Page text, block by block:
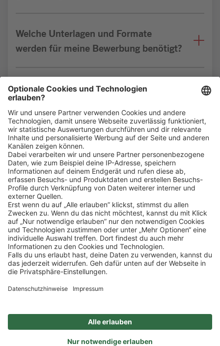
Welche Unterlagen und Formate
werden für meine Bewerbung benötigt?
Bin ich für die Stelle geeignet?
Klickehier, um alle offenen Jobs zu sehen.
Impressum Datenschutz
Privatsphäre-Einstellungen
FAQ
Veranstaltungen
Sitemap